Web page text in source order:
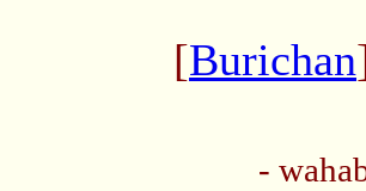
[Burichan
-